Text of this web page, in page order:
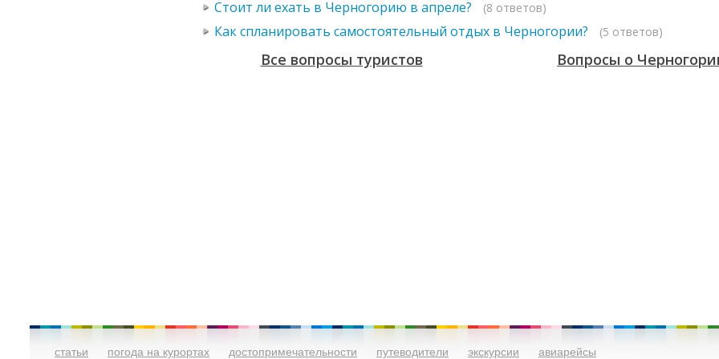
Стоит ли ехать в Черногорию в апреле? (8 ответов)
Как спланировать самостоятельный отдых в Черногории? (5 ответов)
Все вопросы туристов Вопросы о
статьи погода на курортах достопримечательности путеводители экскурсии авиарейсы